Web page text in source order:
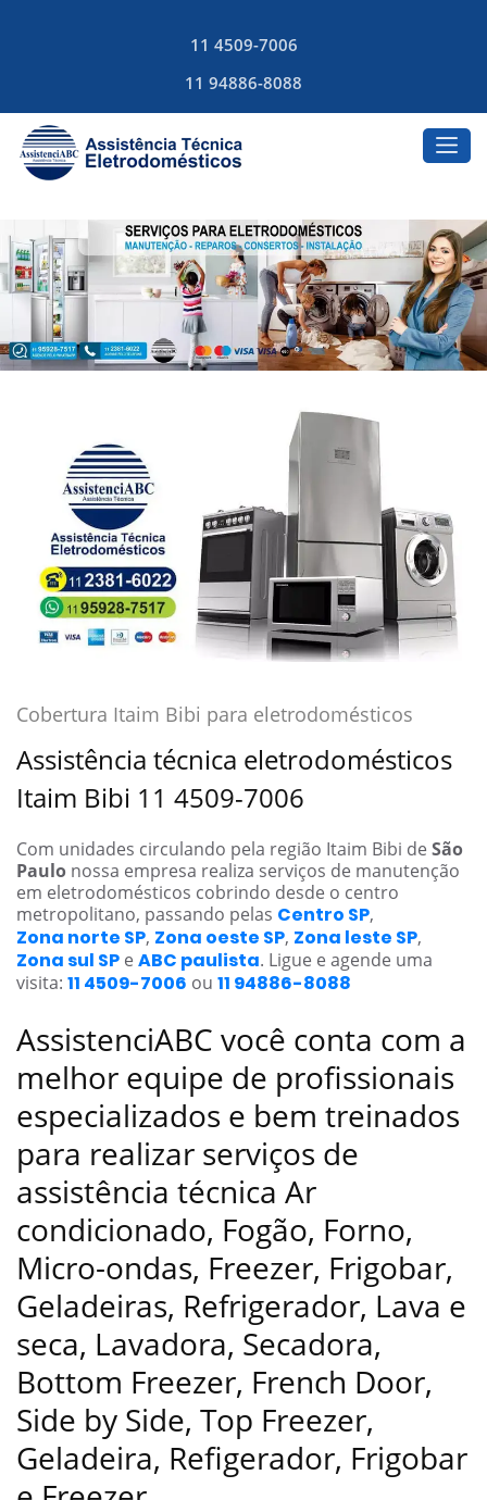
11 4509-7006
11 94886-8088
Cobertura Itaim Bibi para eletrodomésticos
Assistência técnica eletrodomésticos
Itaim Bibi 11 4509-7006
Com unidades circulando pela região Itaim Bibi de São
Paulo nossa empresa realiza serviços de manutenção
em eletrodomésticos cobrindo desde o centro
metropolitano, passando pelas Centro SP,
Zona norte SP, Zona oeste SP, Zona leste SP,
Zona sul SP e ABC paulista. Ligue e agende uma
visita: 11 4509-7006 ou 11 94886-8088
AssistenciABC você conta com a
melhor equipe de profissionais
especializados e bem treinados
para realizar serviços de
assistência técnica Ar
condicionado, Fogão, Forno,
Micro-ondas, Freezer, Frigobar,
Geladeiras, Refrigerador, Lava e
seca, Lavadora, Secadora,
Bottom Freezer, French Door,
Side by Side, Top Freezer,
Geladeira, Refigerador, Frigobar